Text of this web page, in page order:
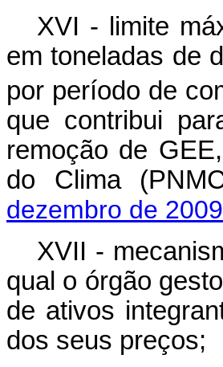
XVI - limite
em toneladas de
por período de
que contribui
remoção de
do Clima
dezembro de
XVII -
qual o órgão
de ativos
dos seus preços;